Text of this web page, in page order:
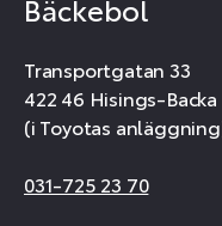
Bäckebol
Transportgatan 33
422 46 Hisings-Backa
(i Toyotas
031-725 23 70